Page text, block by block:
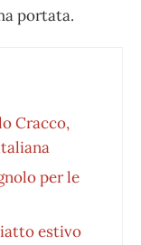
portata.
Cracco,
per le
estivo